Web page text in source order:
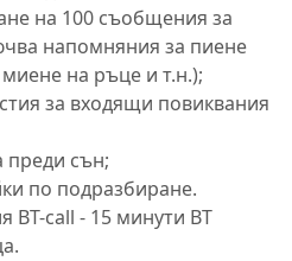
на 100 съобщения за
напомняния за пиене
на ръце и т.н.);
за входящи повиквания
преди сън;
по подразбиране.
BT-call - 15 минути BT